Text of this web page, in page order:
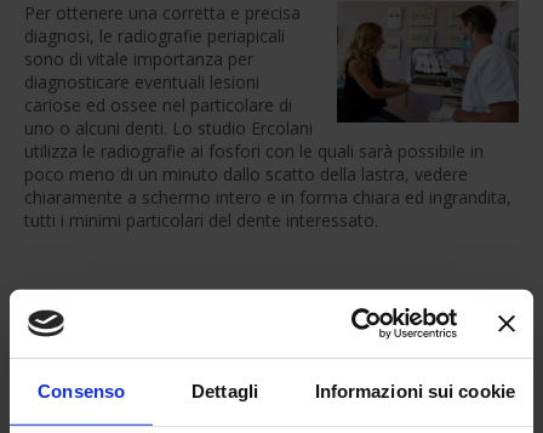
Consenso Dettagli Informazioni sui cookie
Per ottenere una corretta e precisa
diagnosi, le radiografie periapicali
sono di vitale importanza per
diagnosticare eventuali lesioni
cariose ed ossee nel particolare di
uno o alcuni denti. Lo studio Ercolani
utilizza le radiografie ai fosfori con le quali sarà possibile in
poco meno di un minuto dallo scatto della lastra, vedere
chiaramente a schermo intero e in forma chiara ed ingrandita,
tutti i minimi particolari del dente interessato.
VUOI SAPERNE DI PIU’ SUI NOSTRI SERVIZI ?
TUA VISITA COMPILANDO QUESTO MODULO, TI
RICONTATTEREMO AL PIU' PRESTO.